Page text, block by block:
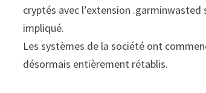
cryptés avec l’extension
impliqué.
Les systèmes de la société ont
désormais entièrement rétablis.